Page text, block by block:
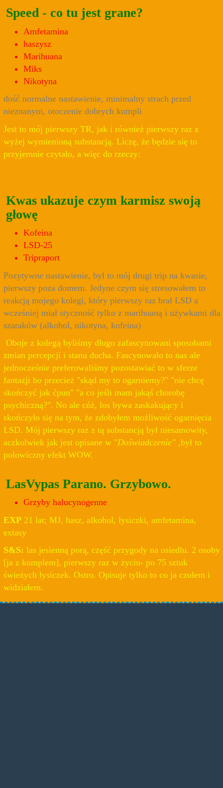
Speed - co tu jest grane?
Amfetamina
haszysz
Marihuana
Miks
Nikotyna
dość normalne nastawienie, minimalny strach przed
nieznanym, otoczenie dobrych kumpli
Jest to mój pierwszy TR, jak i również pierwszy raz z
wyżej wymienioną substancją. Liczę, że będzie się to
przyjemnie czytało, a więc do rzeczy:
Kwas ukazuje czym karmisz swoją
głowę
Kofeina
LSD-25
Tripraport
Pozytywne nastawienie, był to mój drugi trip na kwasie,
pierwszy poza domem. Jedyne czym się stresowałem to
reakcją mojego kolegi, który pierwszy raz brał LSD a
wcześniej miał styczność tylko z marihuaną i używkami dla
szaraków (alkohol, nikotyna, kofeina)
Oboje z kolegą byliśmy długo zafascynowani sposobami
zmian percepcji i stanu ducha. Fascynowało to nas ale
jednocześnie preferowaliśmy pozostawiać to w sferze
fantazji bo przecież "skąd my to ogarniemy?" "nie chcę
skończyć jak ćpun" "a co jeśli mam jakąś chorobę
psychiczną?". No ale cóż, los bywa zaskakujący i
skończyło się na tym, że zdobyłem możliwość ogarnięcia
LSD. Mój pierwszy raz z tą substancją był niesamowity,
aczkolwiek jak jest opisane w "Doświadczenie" ,był to
połowiczny efekt WOW.
LasVypas Parano. Grzybowo.
Grzyby halucynogenne
EXP 21 lat; MJ, hasz, alkohol, łysiczki, amfetamina,
extasy
S&S: las jesienną porą, część przygody na osiedlu. 2 osoby
[ja z kumplem], pierwszy raz w życiu- po 75 sztuk
świeżych łysiczek. Ostro. Opisuje tylko to co ja czułem i
widziałem.